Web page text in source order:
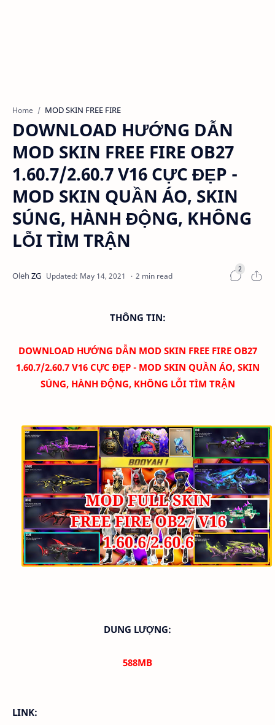
Home MOD SKIN FREE FIRE
DOWNLOAD HƯỚNG DẪN
MOD SKIN FREE FIRE OB27
1.60.7/2.60.7 V16 CỰC ĐẸP -
MOD SKIN QUẦN ÁO, SKIN
SÚNG, HÀNH ĐỘNG, KHÔNG
LỖI TÌM TRẬN
2 min read
THÔNG TIN:
DOWNLOAD HƯỚNG DẪN MOD SKIN FREE FIRE OB27
1.60.7/2.60.7 V16 CỰC ĐẸP - MOD SKIN QUẦN ÁO, SKIN
SÚNG, HÀNH ĐỘNG, KHÔNG LỖI TÌM TRẬN
DUNG LƯỢNG:
588MB
LINK: